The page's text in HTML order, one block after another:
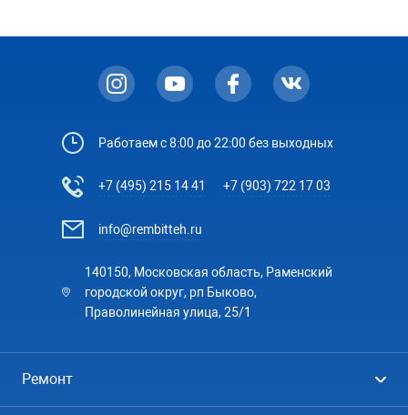
Работаем с 8:00 до 22:00 без выходных
+7 (495) 215 14 41 +7 (903) 722 17 03
info@rembitteh.ru
140150, Московская область, Раменский
городской округ, рп Быково,
Праволинейная улица, 25/1
Ремонт